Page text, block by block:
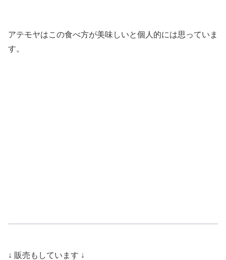
アテモヤはこの食べ方が美味しいと個人的には思っていま
す。
↓ 販売もしています ↓